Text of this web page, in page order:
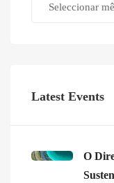
Latest Events
O